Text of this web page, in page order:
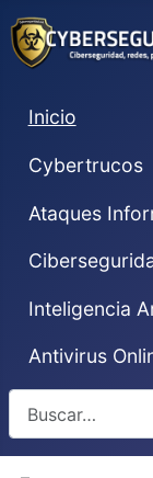
Inicio
Cybertrucos
Ataques
Inteligencia
Antivirus